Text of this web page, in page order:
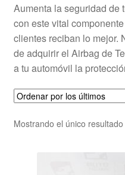
Transporte
Aumenta la seguridad de
con este vital
clientes reciban lo mejor.
de adquirir el Airbag de
a tu automóvil la
Mostrando el único resultado